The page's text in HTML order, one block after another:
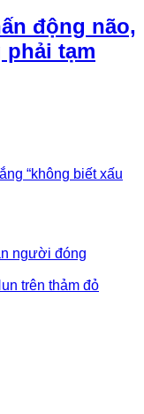
động não,
phải tạm
“không biết xấu
người đóng
trên thảm đỏ